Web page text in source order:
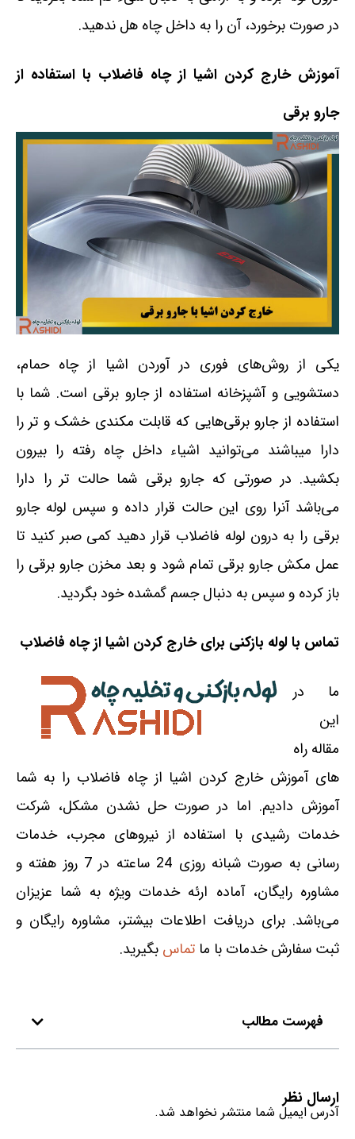
در صورت برخورد، آن را به داخل چاه هل ندهید.
آموزش خارج کردن اشیا از چاه فاضلاب با استفاده از
جارو برقی
یکی از روش‌های فوری در آوردن اشیا از چاه حمام،
دستشویی و آشپزخانه استفاده از جارو برقی است. شما با
استفاده از جارو برقی‌هایی که قابلت مکندی خشک و تر را
دارا میباشند می‌توانید اشیاء داخل چاه رفته را بیرون
بکشید. در صورتی که جارو برقی شما حالت تر را دارا
می‌باشد آنرا روی این حالت قرار داده و سپس لوله جارو
برقی را به درون لوله فاضلاب قرار دهید کمی صبر کنید تا
عمل مکش جارو برقی تمام شود و بعد مخزن جارو برقی را
باز کرده و سپس به دنبال جسم گمشده خود بگردید.
تماس با لوله بازکنی برای خارج کردن اشیا از چاه فاضلاب
ما در
این
مقاله راه
های آموزش خارج کردن اشیا از چاه فاضلاب را به شما
آموزش دادیم. اما در صورت حل نشدن مشکل، شرکت
خدمات رشیدی با استفاده از نیروهای مجرب، خدمات
رسانی به صورت شبانه روزی 24 ساعته در 7 روز هفته و
مشاوره رایگان، آماده ارئه خدمات ویژه به شما عزیزان
می‌باشد. برای دریافت اطلاعات بیشتر، مشاوره رایگان و
ثبت سفارش خدمات با ما تماس بگیرید.
فهرست مطالب
ارسال نظر
آدرس ایمیل شما منتشر نخواهد شد.